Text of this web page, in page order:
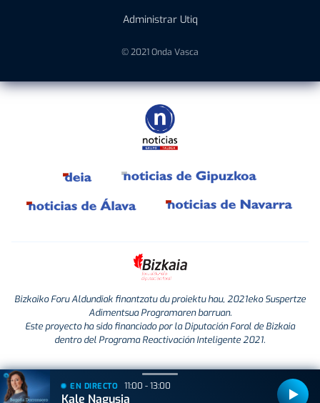
Administrar Utiq
© 2021 Onda Vasca
Bizkaiko Foru Aldundiak finantzatu du proiektu hau, 2021eko Suspertze
Adimentsua Programaren barruan.
Este proyecto ha sido financiado por la Diputación Foral de Bizkaia
dentro del Programa Reactivación Inteligente 2021.
EN DIRECTO 11:00 - 13:00
Kale Nagusia